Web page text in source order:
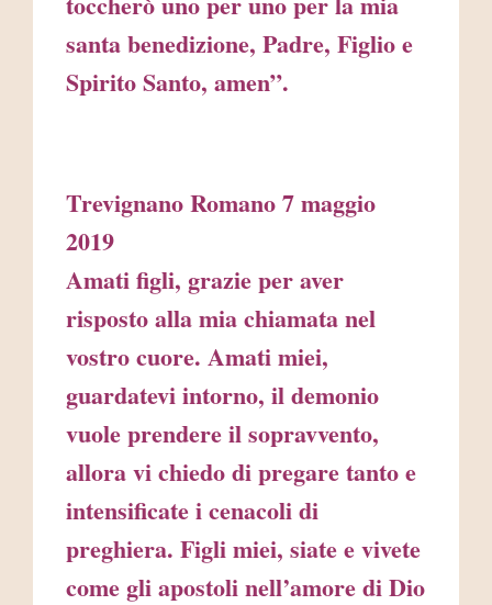
santa benedizione, Padre, Figlio e
Spirito Santo, amen”.
Trevignano Romano 7 maggio
2019
Amati figli, grazie per aver
risposto alla mia chiamata nel
vostro cuore. Amati miei,
guardatevi intorno, il demonio
vuole prendere il sopravvento,
allora vi chiedo di pregare tanto e
intensificate i cenacoli di
preghiera. Figli miei, siate e vivete
come gli apostoli nell’amore di Dio